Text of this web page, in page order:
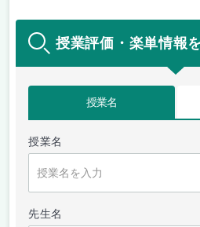
授業評価・楽単情報
授業名
授業名
先生名